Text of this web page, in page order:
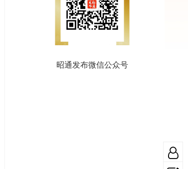
昭通发布微信公众号